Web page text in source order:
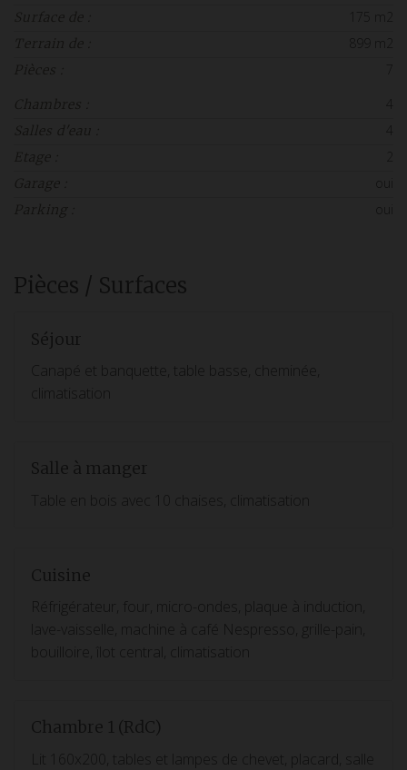
Surface de :
Terrain de :
Pièces :
Chambres : 4
Salles d'eau : 4
Etage :
Garage :
Parking :
Pièces / Surfaces
Séjour
Canapé et banquette, table basse, cheminée,
climatisation
Salle à manger
Table en bois avec 10 chaises, climatisation
Cuisine
Réfrigérateur, four, micro-ondes, plaque à induction,
lave-vaisselle, machine à café Nespresso, grille-pain,
bouilloire, îlot central, climatisation
Chambre 1 (RdC)
Lit 160x200, tables et lampes de chevet, placard, salle